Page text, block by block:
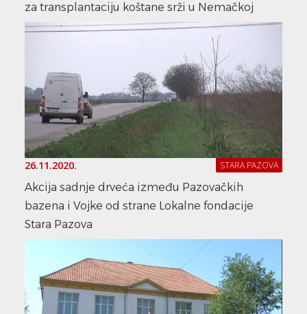
za transplantaciju koštane srži u Nemačkoj
26.11.2020. STARA PAZOVA
Akcija sadnje drveća između Pazovačkih
bazena i Vojke od strane Lokalne fondacije
Stara Pazova